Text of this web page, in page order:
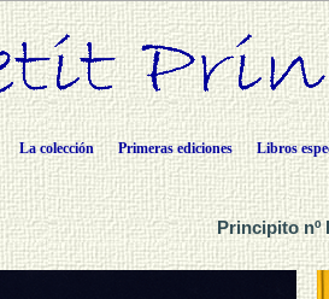
La colección Primeras ediciones Libros
Principito nº